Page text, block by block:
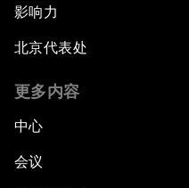
影响力
北京代表处
更多内容
中心
会议